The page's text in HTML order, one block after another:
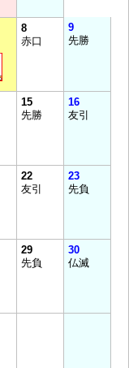
8
赤口
9
先勝
15
先勝
16
友引
22
友引
23
先負
29
先負
30
仏滅